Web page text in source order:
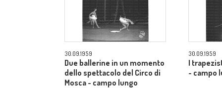
30.09.1959
Due ballerine in un momento
dello spettacolo del Circo di
Mosca - campo lungo
30.09.1959
I
- campo